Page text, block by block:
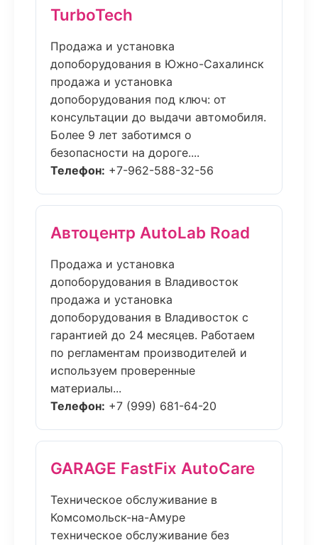
TurboTech
Продажа и установка
допоборудования в Южно-Сахалинск
продажа и установка
допоборудования под ключ: от
консультации до выдачи автомобиля.
Более 9 лет заботимся о
безопасности на дороге....
Телефон: +7-962-588-32-56
Автоцентр AutoLab Road
Продажа и установка
допоборудования в Владивосток
продажа и установка
допоборудования в Владивосток с
гарантией до 24 месяцев. Работаем
по регламентам производителей и
используем проверенные
материалы...
Телефон: +7 (999) 681-64-20
GARAGE FastFix AutoCare
Техническое обслуживание в
Комсомольск-на-Амуре
техническое обслуживание без